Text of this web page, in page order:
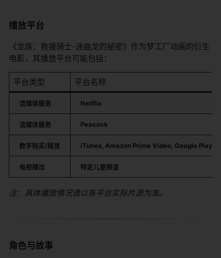
播放平台
《龙族：救援骑士-迷曲龙的秘密》作为梦工厂动画的衍生
电影，其播放平台可能包括：
平台类型 平台名称
​流媒体服务​ ​Netflix​
​流媒体服务​ ​Peacock​
​数字购买/租赁​ ​iTunes, Amazon Prime Video, Google Play
​电视播出​ ​特定儿童频道​
注：具体播放情况请以各平台实际片源为准。
角色与故事